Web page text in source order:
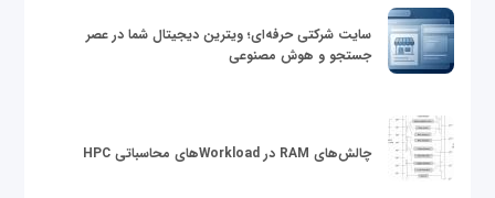
سایت شرکتی حرفه‌ای؛ ویترین دیجیتال شما در عصر
جستجو و هوش مصنوعی
چالش‌های RAM در Workloadهای محاسباتی HPC